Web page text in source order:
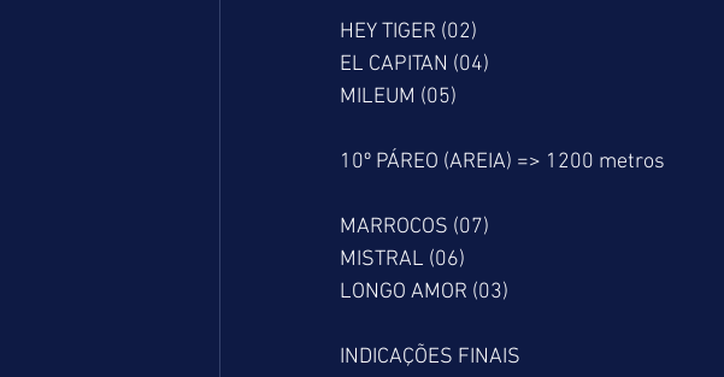
HEY TIGER (02)
EL CAPITAN (04)
MILEUM (05)
10º PÁREO (AREIA) => 1200 metros
MARROCOS (07)
MISTRAL (06)
LONGO AMOR (03)
INDICAÇÕES FINAIS